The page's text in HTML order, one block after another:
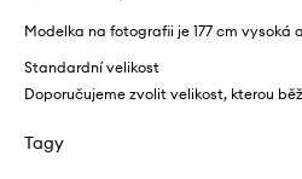
Modelka na fotografii je 177 cm vysoká
Standardní velikost
Doporučujeme zvolit velikost, kterou
Tagy